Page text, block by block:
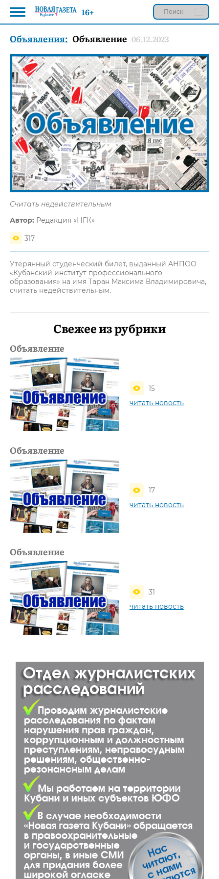
Объявления: Объявление 06.12.2023
Считать недействительным
Автор: Редакция «НГК»
317
Утерянный студенческий билет, выданный АНПОО
«Кубанский институт профессионального
образования» на имя Таран Максима Владимировича,
считать недействительным.
Свежее из рубрики
Объявление
15
читать новость
Объявление
17
читать новость
Объявление
31
читать новость
16+